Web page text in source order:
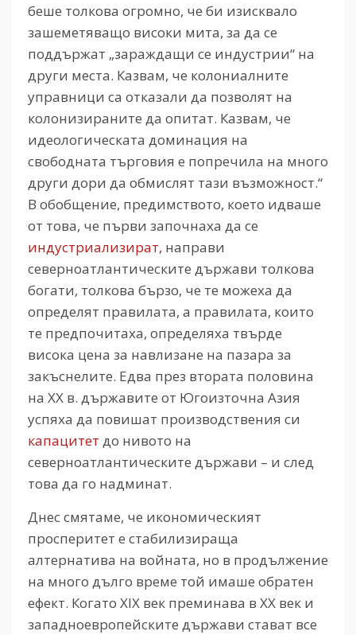
беше толкова огромно, че би изисквало
зашеметяващо високи мита, за да се
поддържат „зараждащи се индустрии“ на
други места. Казвам, че колониалните
управници са отказали да позволят на
колонизираните да опитат. Казвам, че
идеологическата доминация на
свободната търговия е попречила на много
други дори да обмислят тази възможност.“
В обобщение, предимството, което идваше
от това, че първи започнаха да се
индустриализират, направи
северноатлантическите държави толкова
богати, толкова бързо, че те можеха да
определят правилата, а правилата, които
те предпочитаха, определяха твърде
висока цена за навлизане на пазара за
закъснелите. Едва през втората половина
на ХХ в. държавите от Югоизточна Азия
успяха да повишат производствения си
капацитет до нивото на
северноатлантическите държави – и след
това да го надминат.
Днес смятаме, че икономическият
просперитет е стабилизираща
алтернатива на войната, но в продължение
на много дълго време той имаше обратен
ефект. Когато XIX век преминава в XX век и
западноевропейските държави стават все